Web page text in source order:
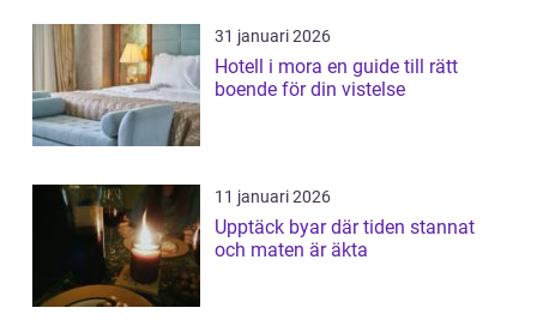
31 januari 2026
Hotell i mora en guide till rätt
boende för din vistelse
11 januari 2026
Upptäck byar där tiden stannat
och maten är äkta